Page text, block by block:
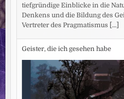
tiefgründige Einblicke in die
Denkens und die Bildung des
Vertreter des Pragmatismus [...]
Geister, die ich gesehen habe